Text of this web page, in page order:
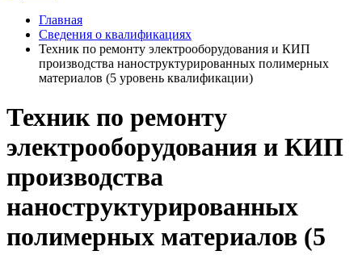
Главная
Сведения о квалификациях
Техник по ремонту электрооборудования и КИП
производства наноструктурированных полимерных
материалов (5 уровень квалификации)
Техник по ремонту
электрооборудования и КИП
производства
наноструктурированных
полимерных материалов (5